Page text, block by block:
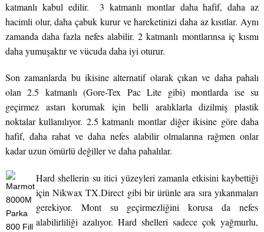
katmanlı kabul edilir. 3 katmanlı montlar daha hafif, daha az
hacimli olur, daha çabuk kurur ve hareketinizi daha az kısıtlar. Aynı
zamanda daha fazla nefes alabilir. 2 katmanlı montlarınsa iç kısmı
daha yumuşaktır ve vücuda daha iyi oturur.
Son zamanlarda bu ikisine alternatif olarak çıkan ve daha pahalı
olan 2.5 katmanlı (Gore-Tex Pac Lite gibi) montlarda ise su
geçirmez astarı korumak için belli aralıklarla dizilmiş plastik
noktalar kullanılıyor. 2.5 katmanlı montlar diğer ikisine göre daha
hafif, daha rahat ve daha nefes alabilir olmalarına rağmen onlar
kadar uzun ömürlü değiller ve daha pahalılar.
Hard shellerin su itici yüzeyleri zamanla etkisini kaybettiği
için Nikwax TX.Direct gibi bir ürünle ara sıra yıkanmaları
gerekiyor. Mont su geçirmezliğini korusa da nefes
alabilirliliği azalıyor. Hard shelleri sadece çok yağmurlu,